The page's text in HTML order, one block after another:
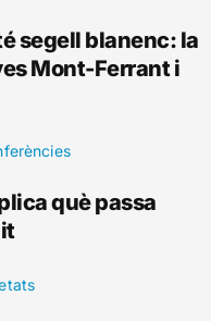
segell blanenc: la
Mont-Ferrant i
què passa